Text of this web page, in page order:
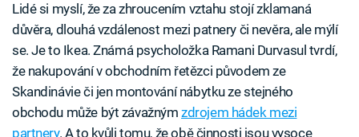
Lidé si myslí, že za zhroucením vztahu stojí zklamaná
důvěra, dlouhá vzdálenost mezi patnery či nevěra, ale mýlí
se. Je to Ikea. Známá psycholožka Ramani Durvasul tvrdí,
že nakupování v obchodním řetězci původem ze
Skandinávie či jen montování nábytku ze stejného
obchodu může být závažnýmzdrojem hádek mezi
partnery. A to kvůli tomu, že obě činnosti jsou vysoce